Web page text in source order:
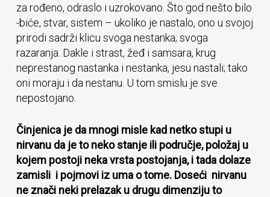
za rođeno, odraslo i uzrokovano. Što god nešto bilo
-biće, stvar, sistem – ukoliko je nastalo, ono u svojoj
prirodi sadrži klicu svoga nestanka; svoga
razaranja. Dakle i strast, žeđ i samsara, krug
neprestanog nastanka i nestanka, jesu nastali; tako
oni moraju i da nestanu. U tom smislu je sve
nepostojano.
Činjenica je da mnogi misle kad netko stupi u
nirvanu da je to neko stanje ili područje, položaj u
kojem postoji neka vrsta postojanja, i tada dolaze
zamisli i pojmovi iz uma o tome. Doseći nirvanu
ne znači neki prelazak u drugu dimenziju to